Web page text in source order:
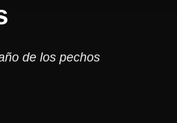
de los pechos